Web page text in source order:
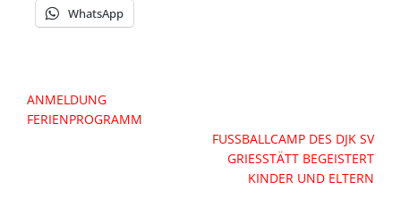
WhatsApp
Beitragsnavigation
ANMELDUNG
FERIENPROGRAMM
FUSSBALLCAMP DES DJK SV G
RIESSTÄTT BEGEISTERT K
INDER UND ELTERN